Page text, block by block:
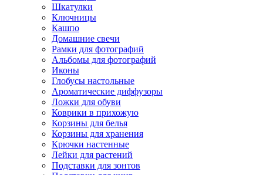
Шкатулки
Ключницы
Кашпо
Домашние свечи
Рамки для фотографий
Альбомы для фотографий
Иконы
Глобусы настольные
Ароматические диффузоры
Ложки для обуви
Коврики в прихожую
Корзины для белья
Корзины для хранения
Крючки настенные
Лейки для растений
Подставки для зонтов